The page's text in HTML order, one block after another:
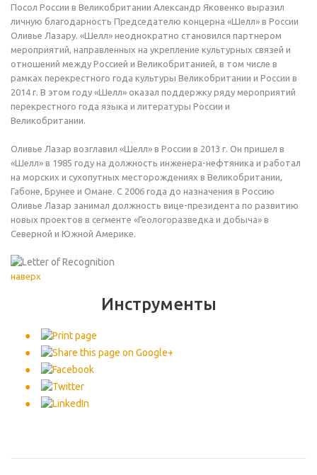
Посол России в Великобритании Александр Яковенко выразил
личную благодарность Председателю концерна «Шелл» в России
Оливье Лазару. «Шелл» неоднократно становился партнером
мероприятий, направленных на укрепление культурных связей и
отношений между Россией и Великобританией, в том числе в
рамках перекрестного года культуры Великобритании и России в
2014 г. В этом году «Шелл» оказал поддержку ряду мероприятий
перекрестного года языка и литературы России и
Великобритании.
Оливье Лазар возглавил «Шелл» в России в 2013 г. Он пришел в
«Шелл» в 1985 году на должность инженера-нефтяника и работал
на морских и сухопутных месторождениях в Великобритании,
Габоне, Брунее и Омане. С 2006 года до назначения в Россию
Оливье Лазар занимал должность вице-президента по развитию
новых проектов в сегменте «Геологоразведка и добыча» в
Северной и Южной Америке.
наверх
Инструменты